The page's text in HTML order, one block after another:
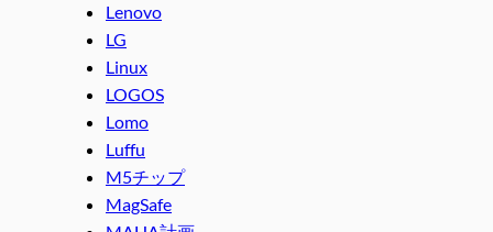
Lenovo
LG
Linux
LOGOS
Lomo
Luffu
M5チップ
MagSafe